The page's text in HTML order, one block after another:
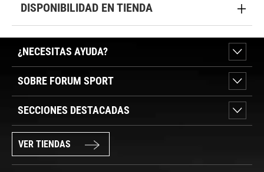
DISPONIBILIDAD EN TIENDA
¿NECESITAS AYUDA?
SOBRE FORUM SPORT
SECCIONES DESTACADAS
VER TIENDAS